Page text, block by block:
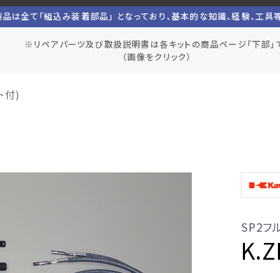
は全て「組込み装着部品」 となっており、基本的な知識、経験、工具
※リペアパーツ及び取扱説明書は各キットの商品ページ「下部」
（画像をクリック）
付)
SP2フ